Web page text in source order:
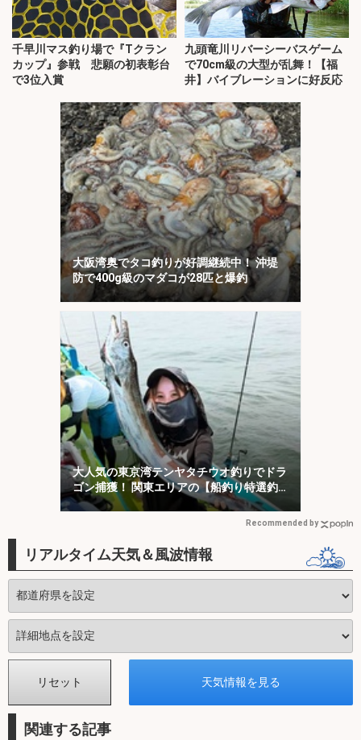
千早川マス釣り場で『Tクラン
カップ』参戦 悲願の初表彰台
で3位入賞
九頭竜川リバーシーバスゲーム
で70cm級の大型が乱舞！【福
井】バイブレーションに好反応
大阪湾奥でタコ釣りが好調継続中！ 沖堤
防で400g級のマダコが28匹と爆釣
大人気の東京湾テンヤタチウオ釣りでドラ
ゴン捕獲！ 関東エリアの【船釣り特選釣
果7選】
Recommended by
リアルタイム天気＆風波情報
関連する記事